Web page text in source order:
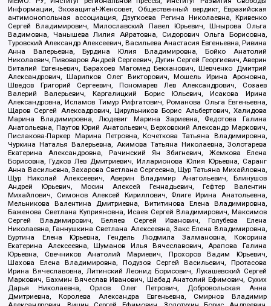
Информации, Экозащита!-Женсовет, Общественный вердикт, Евразийская
антимонопольная ассоциация, Дзугкоева Регина Николаевна, Кривенко
Сергей Владимирович, Милославский Павел Юрьевич, Шнырова Ольга
Вадимовна, Чанышева Лилия Айратовна, Сидорович Ольга Борисовна,
Туровский Александр Алексеевич, Васильева Анастасия Евгеньевна, Ривина
Анна Валерьевна, Бурдина Юлия Владимировна, Бойко Анатолий
Николаевич, Пивоваров Андрей Сергеевич, Дугин Сергей Георгиевич, Аверин
Виталий Евгеньевич, Барахоев Магомед Бекханович, Шевченко Дмитрий
Александрович, Шарипков Олег Викторович, Мошель Ирина Ароновна,
Шведов Григорий Сергеевич, Пономарев Лев Александрович, Созаев
Валерий Валерьевич, Каргалицкий Борис Юльевич, Исакова Ирина
Александровна, Исламов Тимур Рифгатович, Романова Ольга Евгеньевна,
Щаров Сергей Алексадрович, Цирульников Борис Альбертович, Халидова
Марина Владимировна, Людевиг Марина Зариевна, Федотова Галина
Анатольевна, Паутов Юрий Анатольевич, Верховский Александр Маркович,
Пислакова-Паркер Марина Петровна, Кочеткова Татьяна Владимировна,
Чуркина Наталья Валерьевна, Акимова Татьяна Николаевна, Золотарева
Екатерина Александровна, Рачинский Ян Збигневич, Жемкова Елена
Борисовна, Гудков Лев Дмитриевич, Илларионова Юлия Юрьевна, Саранг
Анна Васильевна, Захарова Светлана Сергеевна, Щур Татьяна Михайловна,
Щур Николай Алексеевич, Аверин Владимир Анатольевич, Блинушов
Андрей Юрьевич, Мосин Алексей Геннадьевич, Гефтер Валентин
Михайлович, Симонов Алексей Кириллович, Флиге Ирина Анатольевна,
Мельникова Валентина Дмитриевна, Вититинова Елена Владимировна,
Баженова Светлана Куприяновна, Исаев Сергей Владимирович, Максимов
Сергей Владимирович, Беляев Сергей Иванович, Голубева Елена
Николаевна, Ганнушкина Светлана Алексеевна, Закс Елена Владимировна,
Буртина Елена Юрьевна, Гендель Людмила Залмановна, Кокорина
Екатерина Алексеевна, Шуманов Илья Вячеславович, Арапова Галина
Юрьевна, Свечников Анатолий Мариевич, Прохоров Вадим Юрьевич,
Шахова Елена Владимировна, Подузов Сергей Васильевич, Протасова
Ирина Вячеславовна, Литинский Леонид Борисович, Лукашевский Сергей
Маркович, Бахмин Вячеслав Иванович, Шабад Анатолий Ефимович, Сухих
Дарья Николаевна, Орлов Олег Петрович, Добровольская Анна
Дмитриевна, Королева Александра Евгеньевна, Смирнов Владимир